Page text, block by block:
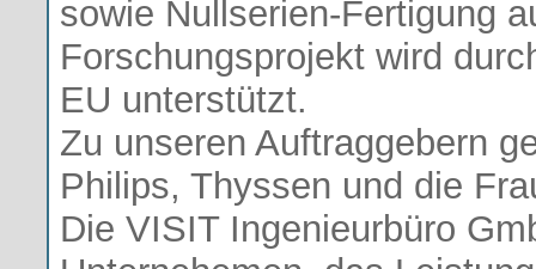
sowie Nullserien-Fertigung
Forschungsprojekt wird
EU unterstützt.
Zu unseren Auftraggebern
Philips, Thyssen und die
Die VISIT Ingenieurbüro